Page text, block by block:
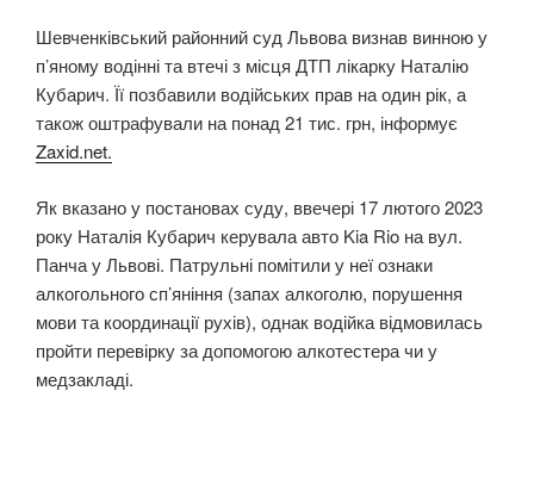
Шевченківський районний суд Львова визнав винною у
п’яному водінні та втечі з місця ДТП лікарку Наталію
Кубарич. Її позбавили водійських прав на один рік, а
також оштрафували на понад 21 тис. грн, інформує
Zaxid.net.
Як вказано у постановах суду, ввечері 17 лютого 2023
року Наталія Кубарич керувала авто Kia Rio на вул.
Панча у Львові. Патрульні помітили у неї ознаки
алкогольного сп’яніння (запах алкоголю, порушення
мови та координації рухів), однак водійка відмовилась
пройти перевірку за допомогою алкотестера чи у
медзакладі.